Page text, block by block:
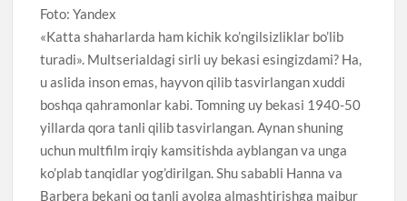
Foto: Yandex
«Katta shaharlarda ham kichik ko’ngilsizliklar bo’lib
turadi». Multserialdagi sirli uy bekasi esingizdami? Ha,
u aslida inson emas, hayvon qilib tasvirlangan xuddi
boshqa qahramonlar kabi. Tomning uy bekasi 1940-50
yillarda qora tanli qilib tasvirlangan. Aynan shuning
uchun multfilm irqiy kamsitishda ayblangan va unga
ko’plab tanqidlar yog’dirilgan. Shu sababli Hanna va
Barbera bekani oq tanli ayolga almashtirishga majbur